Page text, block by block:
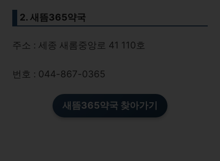
2. 새뜸365약국
주소 : 세종 새롬중앙로 41 110호
번호 : 044-867-0365
새뜸365약국 찾아가기